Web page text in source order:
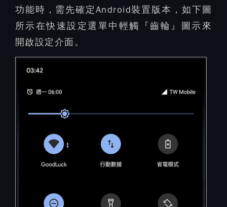
功能時，需先確定Android裝置版本，如下圖
所示在快速設定選單中輕觸『齒輪』圖示來
開啟設定介面。